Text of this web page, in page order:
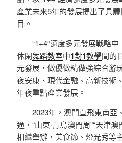
產業未來5年的發展提出了具
目。
“1+4”適度多元發展戰略
休閑舞蹈教室中1對1教學間的
元發展，做優做精做強綜合游
夜安康、現代金融、高新技術
年夜重點產業發展。
2023年，澳門直飛東南亞
通，“山東·青島澳門周”“天津澳
相繼舉辦，美食節、燈光秀等